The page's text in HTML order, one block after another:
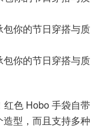
色 Hobo 手袋自带
型，而且支持多种